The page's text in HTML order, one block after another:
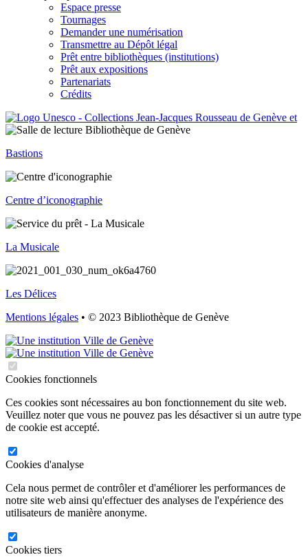
Espace presse
Tournages
Demander une numérisation
Transmettre au Dépôt légal
Prêt entre bibliothèques (institutions)
Prêt aux expositions
Partenariats
Crédits
Bastions
Centre d’iconographie
La Musicale
Les Délices
Mentions légales • © 2023 Bibliothèque de Genève
Cookies fonctionnels
Ces cookies sont nécessaires au bon fonctionnement du site web.
Veuillez noter que vous ne pouvez pas les désactiver si un autre type
de cookie est accepté.
Cookies d'analyse
Cela nous permet de contrôler et d'améliorer les performances de
notre site web ainsi qu'effectuer des analyses de l'expérience des
utilisateurs de manière anonyme.
Cookies tiers